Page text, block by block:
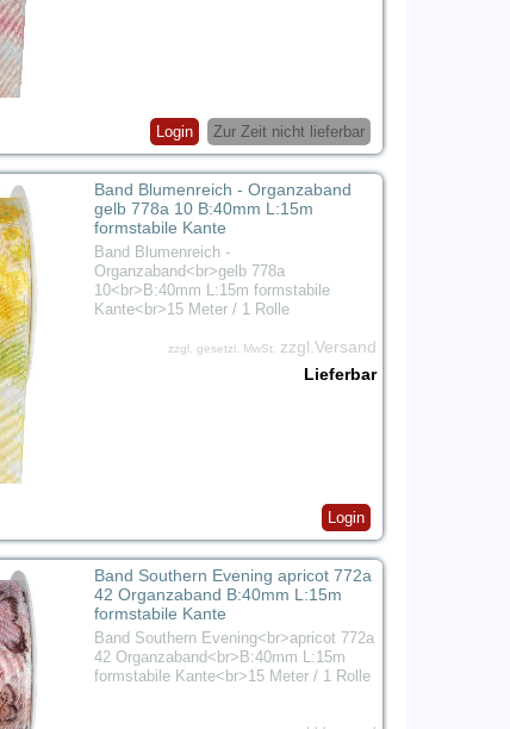
Zur Zeit nicht lieferbar
Login
Band Blumenreich - Organzaband
gelb 778a 10 B:40mm L:15m
formstabile Kante
Band Blumenreich -
Organzaband<br>gelb 778a
10<br>B:40mm L:15m formstabile
Kante<br>15 Meter / 1 Rolle
zzgl. gesetzl. MwSt. zzgl.Versand
Lieferbar
Login
Band Southern Evening apricot 772a
42 Organzaband B:40mm L:15m
formstabile Kante
Band Southern Evening<br>apricot 772a
42 Organzaband<br>B:40mm L:15m
formstabile Kante<br>15 Meter / 1 Rolle